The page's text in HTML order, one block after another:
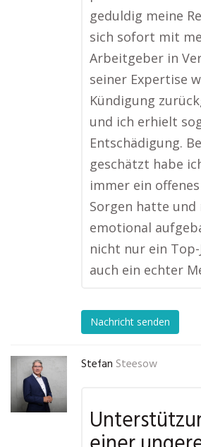
geduldig meine
sich sofort mit
Arbeitgeber in
seiner Expertise
Kündigung
und ich erhielt
Entschädigung.
geschätzt habe
immer ein
Sorgen hatte und
emotional
nicht nur ein
auch ein echter
Nachricht senden
Stefan Steesow